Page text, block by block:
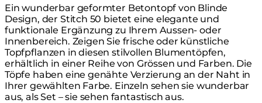
Ein wunderbar geformter Betontopf von Blinde
Design, der Stitch 50 bietet eine elegante und
funktionale Ergänzung zu Ihrem Aussen- oder
Innenbereich. Zeigen Sie frische oder künstliche
Topfpflanzen in diesen stilvollen Blumentöpfen,
erhältlich in einer Reihe von Grössen und Farben. Die
Töpfe haben eine genähte Verzierung an der Naht in
Ihrer gewählten Farbe. Einzeln sehen sie wunderbar
aus, als Set – sie sehen fantastisch aus.